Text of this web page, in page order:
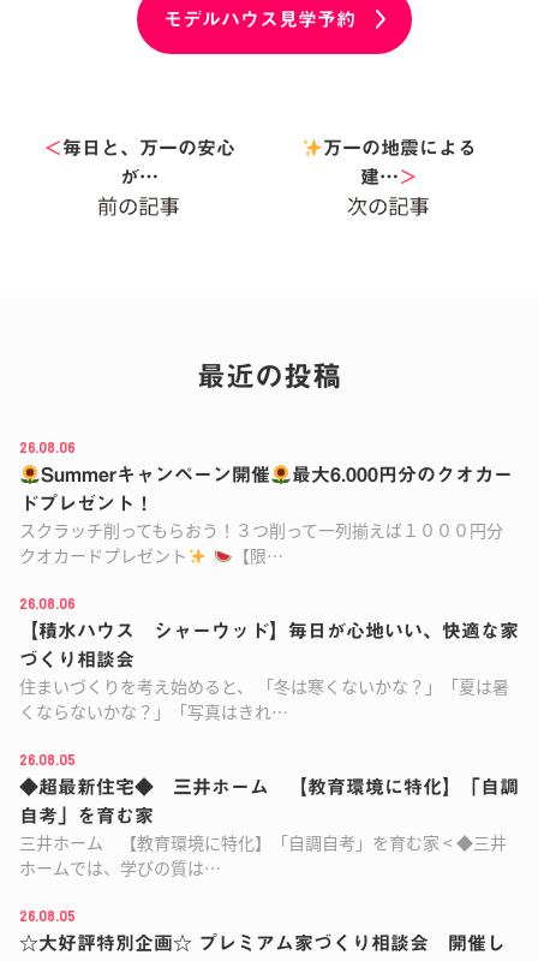
モデルハウス見学予約
＜毎日と、万一の安心
が…
万一の地震による
建…＞
最近の投稿
26.08.06
Summerキャンペーン開催
最大6.000円分のクオカー
ドプレゼント！
スクラッチ削ってもらおう！３つ削って一列揃えば１０００円分
クオカードプレゼント
【限…
26.08.06
【積水ハウス シャーウッド】毎日が心地いい、快適な家
づくり相談会
住まいづくりを考え始めると、 「冬は寒くないかな？」「夏は暑
くならないかな？」「写真はきれ…
26.08.05
◆超最新住宅◆ 三井ホーム 【教育環境に特化】「自調
自考」を育む家
三井ホーム 【教育環境に特化】「自調自考」を育む家 < ◆三井
ホームでは、学びの質は…
26.08.05
☆大好評特別企画☆ プレミアム家づくり相談会 開催し